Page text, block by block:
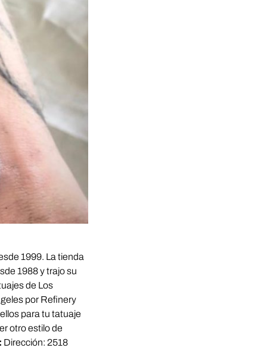
1999. La tienda
1988 y trajo su
de Los
por Refinery
para tu tatuaje
otro estilo de
Dirección: 2518